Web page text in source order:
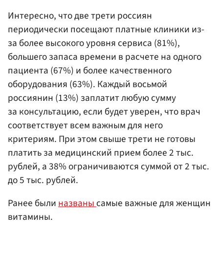
Интересно, что две трети россиян
периодически посещают платные клиники из-
за более высокого уровня сервиса (81%),
большего запаса времени в расчете на одного
пациента (67%) и более качественного
оборудования (63%). Каждый восьмой
россиянин (13%) заплатит любую сумму
за консультацию, если будет уверен, что врач
соответствует всем важным для него
критериям. При этом свыше трети не готовы
платить за медицинский прием более 2 тыс.
рублей, а 38% ограничиваются суммой от 2 тыс.
до 5 тыс. рублей.
Ранее былиназванысамые важные для женщин
витамины.